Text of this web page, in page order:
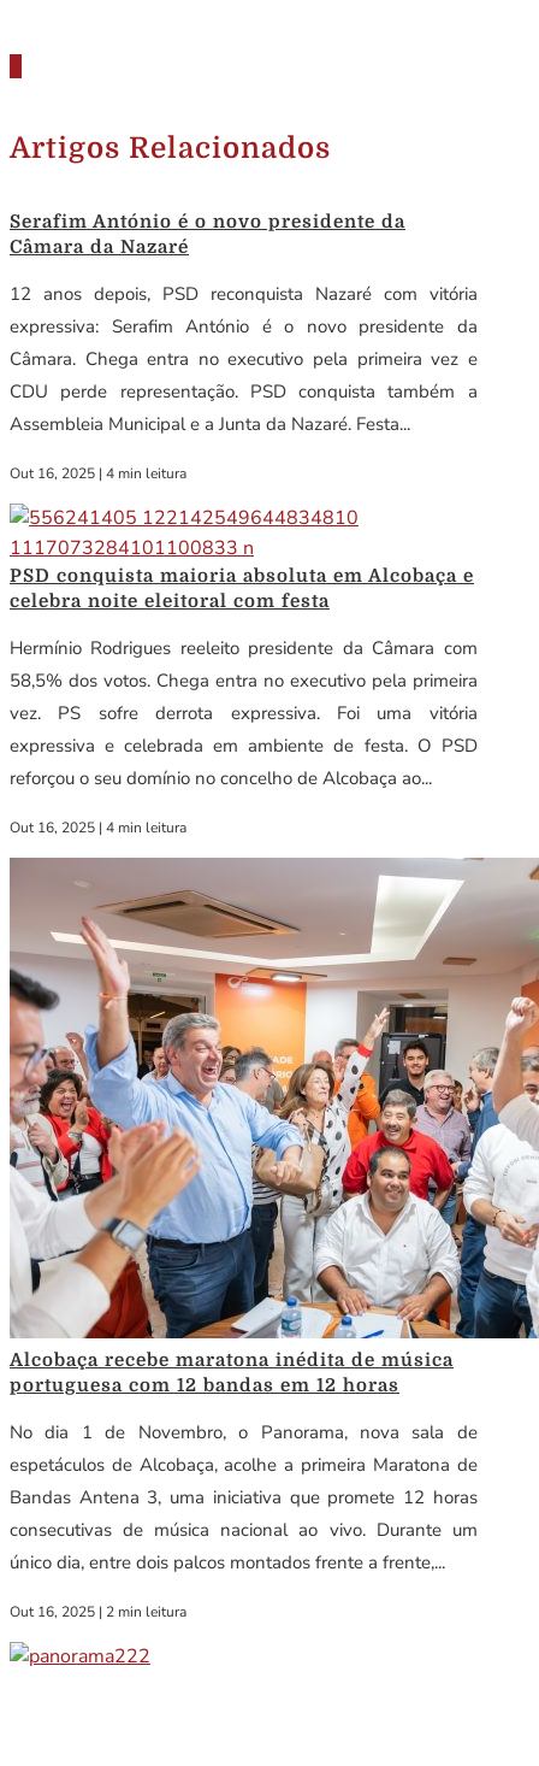
Artigos Relacionados
Serafim António é o novo presidente da
Câmara da Nazaré
12 anos depois, PSD reconquista Nazaré com vitória
expressiva: Serafim António é o novo presidente da
Câmara. Chega entra no executivo pela primeira vez e
CDU perde representação. PSD conquista também a
Assembleia Municipal e a Junta da Nazaré. Festa...
Out 16, 2025 | 4 min leitura
PSD conquista maioria absoluta em Alcobaça e
celebra noite eleitoral com festa
Hermínio Rodrigues reeleito presidente da Câmara com
58,5% dos votos. Chega entra no executivo pela primeira
vez. PS sofre derrota expressiva. Foi uma vitória
expressiva e celebrada em ambiente de festa. O PSD
reforçou o seu domínio no concelho de Alcobaça ao...
Out 16, 2025 | 4 min leitura
Alcobaça recebe maratona inédita de música
portuguesa com 12 bandas em 12 horas
No dia 1 de Novembro, o Panorama, nova sala de
espetáculos de Alcobaça, acolhe a primeira Maratona de
Bandas Antena 3, uma iniciativa que promete 12 horas
consecutivas de música nacional ao vivo. Durante um
único dia, entre dois palcos montados frente a frente,...
Out 16, 2025 | 2 min leitura